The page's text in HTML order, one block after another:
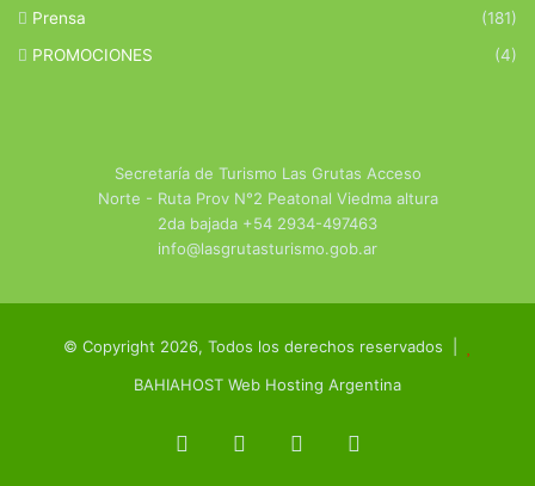
Prensa
(181)
PROMOCIONES
(4)
Secretaría de Turismo Las Grutas Acceso
Norte - Ruta Prov N°2 Peatonal Viedma altura
2da bajada +54 2934-497463
info@lasgrutasturismo.gob.ar
© Copyright 2026, Todos los derechos reservados |
BAHIAHOST Web Hosting Argentina
Facebook YouTube